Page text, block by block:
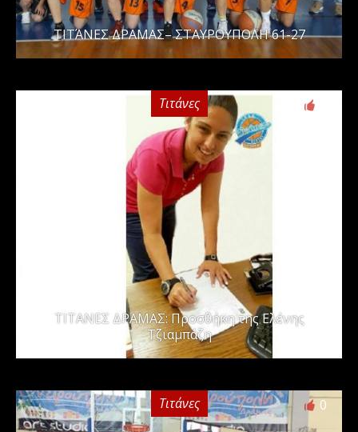
ΤΙΤΆΝΕΣ ΔΡΑΜΑΣ– ΣΤΑΥΡΟΥΠΟΛΗ 61-27
Τιτάνες
ΤΙΤΑΝΕΣ ΔΡΑΜΑΣ: Προσθήκη της Ελένης
Τζιαμπάζη
Τιτάνες 0